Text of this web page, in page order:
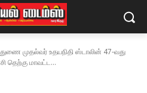
முதல்வர் உதயநிதி ஸ்டாலின் 47-வது
தெற்கு மாவட்ட...